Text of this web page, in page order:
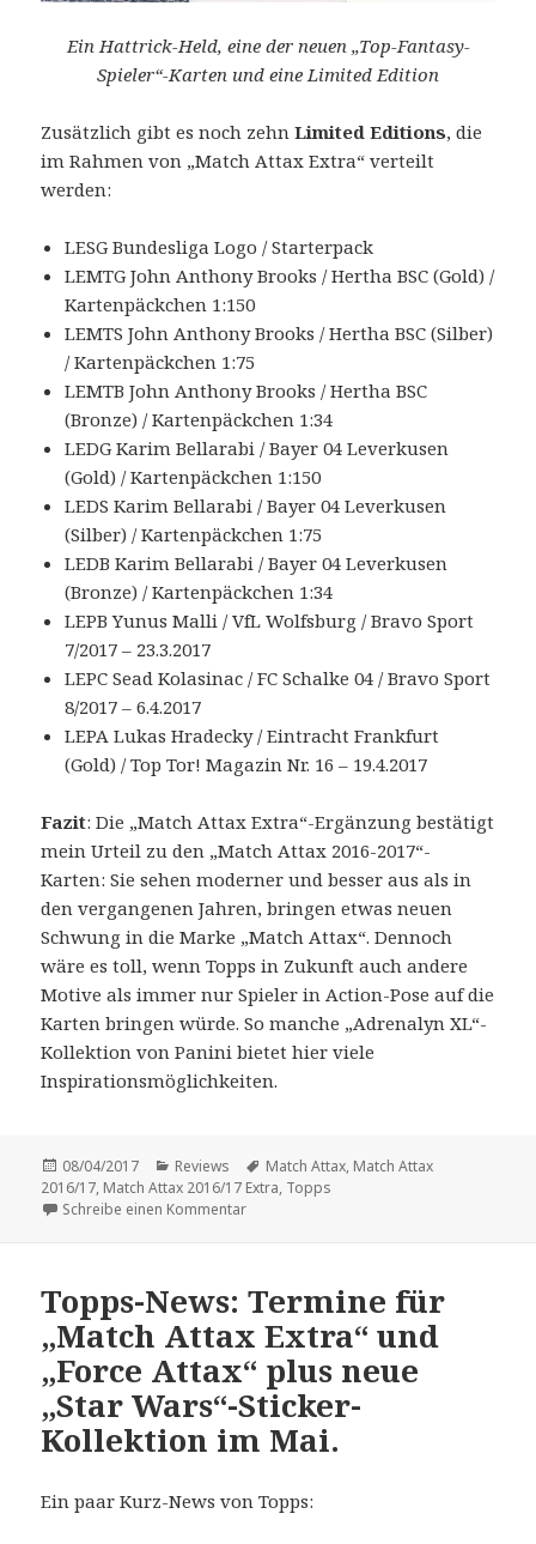
Ein Hattrick-Held, eine der neuen „Top-Fantasy-
Spieler“-Karten und eine Limited Edition
Zusätzlich gibt es noch zehnLimited Editions, die
im Rahmen von „Match Attax Extra“ verteilt
werden:
LESG Bundesliga Logo / Starterpack
LEMTG John Anthony Brooks / Hertha BSC (Gold) /
Kartenpäckchen 1:150
LEMTS John Anthony Brooks / Hertha BSC (Silber)
/ Kartenpäckchen 1:75
LEMTB John Anthony Brooks / Hertha BSC
(Bronze) / Kartenpäckchen 1:34
LEDG Karim Bellarabi / Bayer 04 Leverkusen
(Gold) / Kartenpäckchen 1:150
LEDS Karim Bellarabi / Bayer 04 Leverkusen
(Silber) / Kartenpäckchen 1:75
LEDB Karim Bellarabi / Bayer 04 Leverkusen
(Bronze) / Kartenpäckchen 1:34
LEPB Yunus Malli / VfL Wolfsburg / Bravo Sport
7/2017 – 23.3.2017
LEPC Sead Kolasinac / FC Schalke 04 / Bravo Sport
8/2017 – 6.4.2017
LEPA Lukas Hradecky / Eintracht Frankfurt
(Gold) / Top Tor! Magazin Nr. 16 – 19.4.2017
Fazit: Die „Match Attax Extra“-Ergänzung bestätigt
mein Urteil zu den „Match Attax 2016-2017“-
Karten: Sie sehen moderner und besser aus als in
den vergangenen Jahren, bringen etwas neuen
Schwung in die Marke „Match Attax“. Dennoch
wäre es toll, wenn Topps in Zukunft auch andere
Motive als immer nur Spieler in Action-Pose auf die
Karten bringen würde. So manche „Adrenalyn XL“-
Kollektion von Panini bietet hier viele
Inspirationsmöglichkeiten.
Veröffentlicht
am
08/04/2017 Kategorien
Reviews Schlagwörter
Match Attax, Match Attax
2016/17, Match Attax 2016/17 Extra, Topps
Schreibe einen Kommentarzu Vorstellung: „Match Attax Extra
Topps-News: Termine für
„Match Attax Extra“ und
„Force Attax“ plus neue
„Star Wars“-Sticker-
Kollektion im Mai.
Ein paar Kurz-News von Topps: